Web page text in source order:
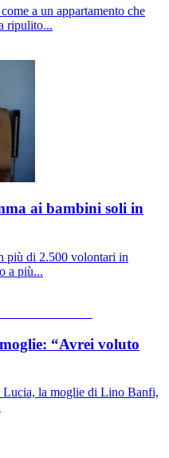
a un appartamento che
ripulito...
ai bambini soli in
più di 2.500 volontari in
a più...
“Avrei voluto
Lucia, la moglie di Lino Banfi,